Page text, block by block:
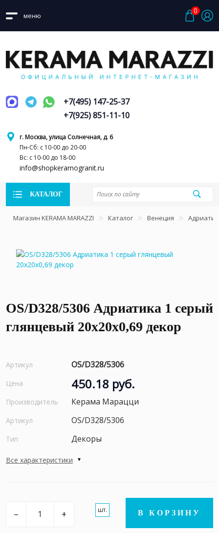
меню
0
г. Москва, улица Солнечная, д. 6
Пн-Сб: с 10-00 до 20-00
Вс: с 10-00 до 18-00
info@shopkeramogranit.ru
+7(495) 147-25-37
+7(925) 851-11-10
КАТАЛОГ
Магазин KERAMA MARAZZI Каталог Венеция
OS/D328/5306 Адриатика 1 серый
глянцевый 20x20x0,69 декор
Артикул OS/D328/5306
Цена 450.18 руб.
Производитель Керама Марацци
Артикул OS/D328/5306
Тип Декоры
Все характеристики
– + шт. В КОРЗИНУ